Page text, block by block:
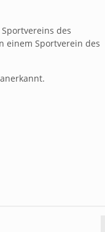
des
Sportverein des